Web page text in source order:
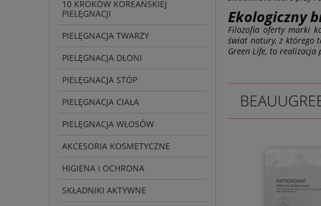
10 KROKÓW KOREAŃSKIEJ
PIELĘGNACJI
PIELĘGNACJA TWARZY
PIELĘGNACJA DŁONI
PIELĘGNACJA STÓP
PIELĘGNACJA CIAŁA
PIELĘGNACJA WŁOSÓW
AKCESORIA KOSMETYCZNE
HIGIENA I OCHRONA
SKŁADNIKI AKTYWNE
Ekologiczny
Filozofia oferty marki
świat natury, z którego
Green Life, to realizacja